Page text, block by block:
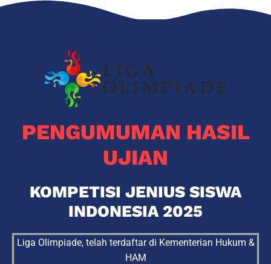
PENGUMUMAN HASIL
UJIAN
KOMPETISI JENIUS SISWA
INDONESIA 2025
Liga Olimpiade, telah terdaftar di Kementerian Hukum &
HAM